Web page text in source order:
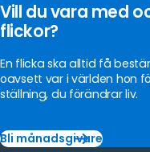
Vill du vara med
flickor?
En flicka ska alltid få
oavsett var i världen hon
ställning, du förändrar liv.
Bli månadsgivare